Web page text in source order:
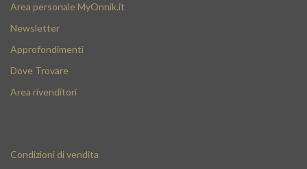
Area personale MyOnnik.it
Newsletter
Approfondimenti
Dove Trovare
Area rivenditori
Condizioni di vendita